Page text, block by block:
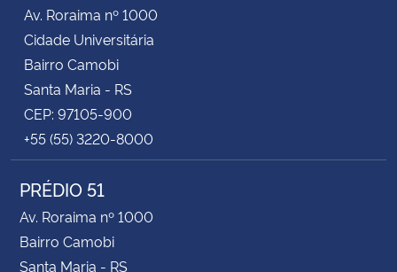
Gabinete de Segurança Institucional
Advocacia-Geral da União
Av. Roraima nº 1000
Cidade Universitária
Bairro Camobi
Santa Maria - RS
CEP: 97105-900
+55 (55) 3220-8000
PRÉDIO 51
Av. Roraima nº 1000
Bairro Camobi
Santa Maria - RS